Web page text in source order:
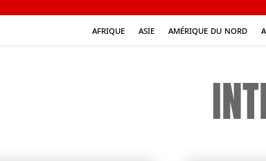
Afrique Asie Amérique du nord